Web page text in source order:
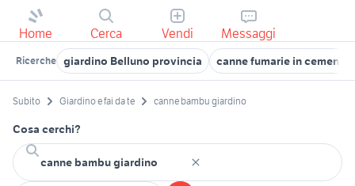
Home Cerca Vendi Messaggi
Ricerche giardino Belluno provincia canne fumarie in cemento
Subito Giardino e fai da te canne bambu giardino
Cosa cerchi?